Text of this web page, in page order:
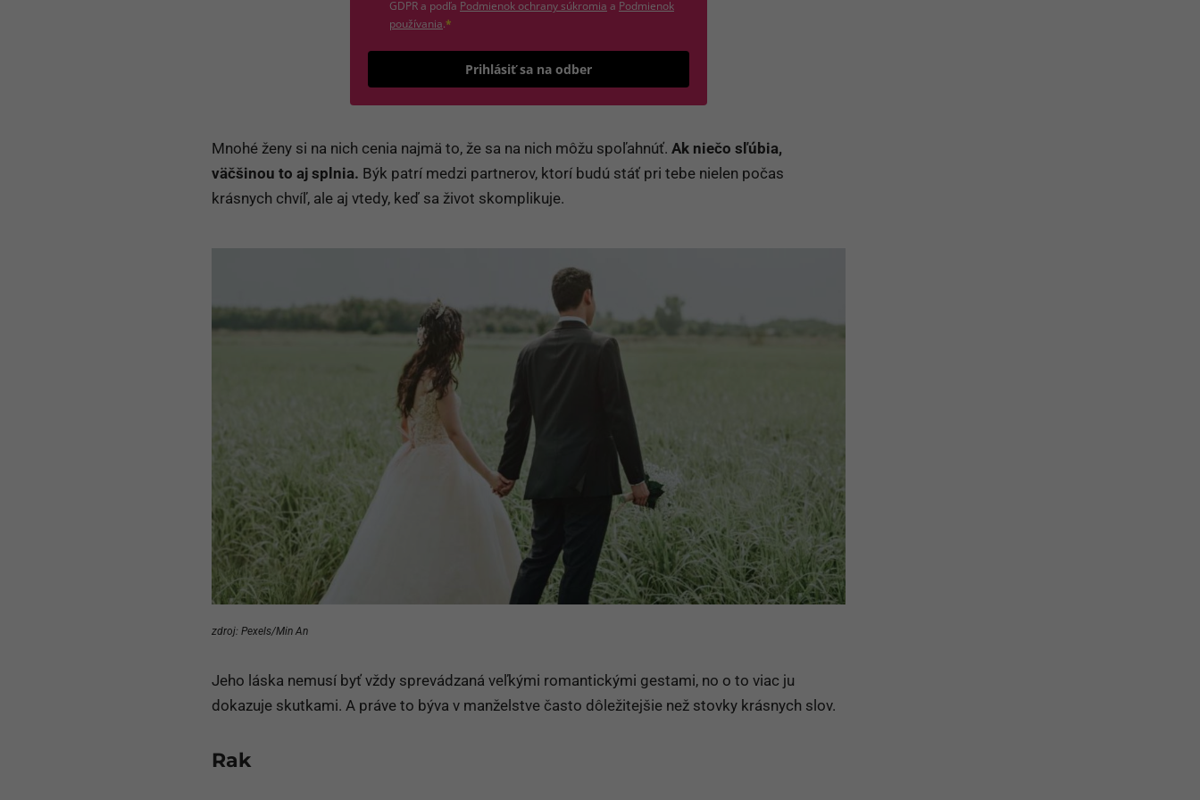
GDPR a podľa Podmienok ochrany súkromia (otvorí sa v novom okne)
a Podmienok
používania(otvorí sa v novom okne)
.*
Prihlásiť sa na odber
Mnohé ženy si na nich cenia najmä to, že sa na nich môžu spoľahnúť. Ak niečo sľúbia,
väčšinou to aj splnia. Býk patrí medzi partnerov, ktorí budú stáť pri tebe nielen počas
krásnych chvíľ, ale aj vtedy, keď sa život skomplikuje.
zdroj: Pexels/Min An
Jeho láska nemusí byť vždy sprevádzaná veľkými romantickými gestami, no o to viac ju
dokazuje skutkami. A práve to býva v manželstve často dôležitejšie než stovky krásnych slov.
Rak